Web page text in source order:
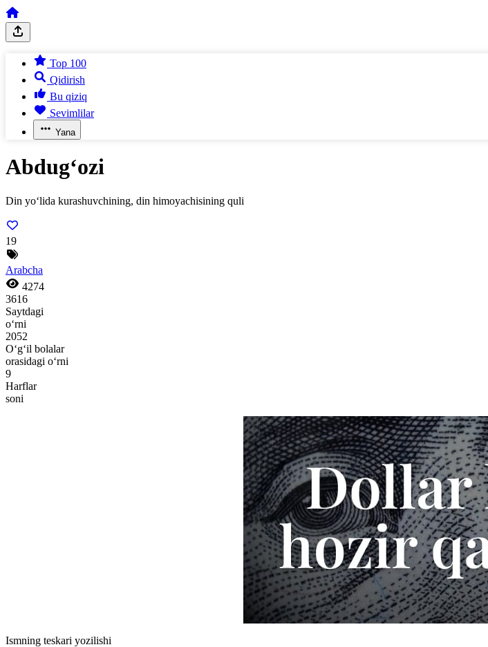
Top 100
Qidirish
Bu qiziq
Sevimlilar
Yana
Abdug‘ozi
Din yo‘lida kurashuvchining, din himoyachisining quli
19
Arabcha
4274
3616
Saytdagi
o‘rni
2052
O‘g‘il bolalar
orasidagi o‘rni
9
Harflar
soni
Ismning teskari yozilishi